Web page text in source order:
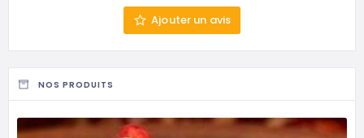
Ajouter un avis
NOS PRODUITS